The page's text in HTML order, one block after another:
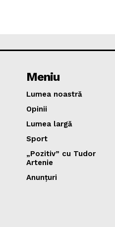
Meniu
Lumea noastră
Opinii
Lumea largă
Sport
„Pozitiv” cu Tudor
Artenie
Anunțuri